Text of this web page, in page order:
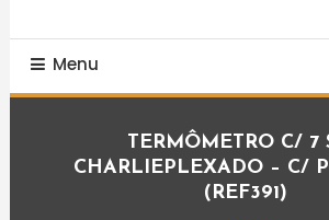
Menu
TERMÔMETRO C/ 7
CHARLIEPLEXADO – C/
(REF391)